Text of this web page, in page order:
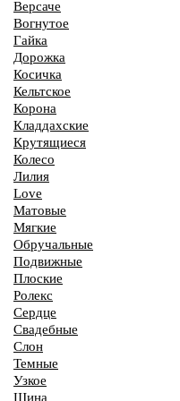
Версаче
Вогнутое
Гайка
Дорожка
Косичка
Кельтское
Корона
Кладдахские
Крутящиеся
Колесо
Лилия
Love
Матовые
Мягкие
Обручальные
Подвижные
Плоские
Ролекс
Сердце
Свадебные
Слон
Темные
Узкое
Шина